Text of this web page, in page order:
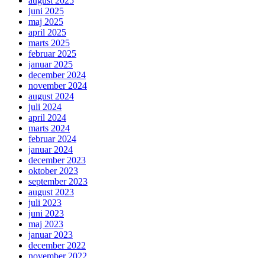
juni 2025
maj 2025
april 2025
marts 2025
februar 2025
januar 2025
december 2024
november 2024
august 2024
juli 2024
april 2024
marts 2024
februar 2024
januar 2024
december 2023
oktober 2023
september 2023
august 2023
juli 2023
juni 2023
maj 2023
januar 2023
december 2022